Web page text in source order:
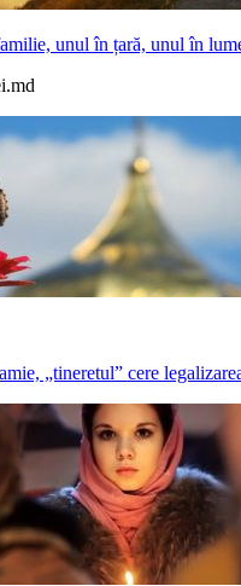
unul în țară, unul în
„tineretul” cere